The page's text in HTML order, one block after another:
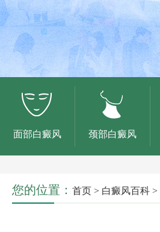
面部白癜风 颈部白癜风
您的位置： 首页 > 白癜风百科 >